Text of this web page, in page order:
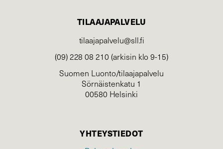
TILAAJAPALVELU
tilaajapalvelu@sll.fi
(09) 228 08 210 (arkisin klo 9-15)
Suomen Luonto/tilaajapalvelu
Sörnäistenkatu 1
00580 Helsinki
YHTEYSTIEDOT